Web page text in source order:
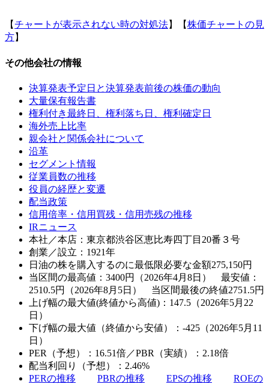
【チャートが表示されない時の対処法】【株価チャートの見
方】
その他会社の情報
決算発表予定日と決算発表前後の株価の動向
大量保有報告書
権利付き最終日、権利落ち日、権利確定日
海外売上比率
親会社と関係会社について
沿革
セグメント情報
従業員数の推移
役員の経歴と変遷
配当政策
信用倍率・信用買残・信用売残の推移
IRニュース
本社／本店：東京都渋谷区恵比寿四丁目20番３号
創業／設立：1921年
日油の株を購入するのに最低限必要な金額275,150円
当区間の最高値：3400円（2026年4月8日） 最安値：
2510.5円（2026年8月5日） 当区間最後の終値2751.5円
上げ幅の最大値(終値から高値)：147.5（2026年5月22
日）
下げ幅の最大値（終値から安値）：-425（2026年5月11
日）
PER（予想）：16.51倍／PBR（実績）：2.18倍
配当利回り（予想）：2.46%
PERの推移
PBRの推移 EPSの推移
ROEの